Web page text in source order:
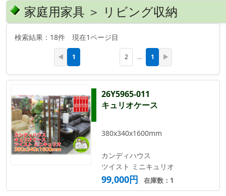
家庭用家具 ＞ リビング収納
検索結果：18件 現在1ページ目
◀ 1 2 … 1 ▶
26Y5965-011
キュリオケース
380x340x1600mm
カンディハウス
ツイスト ミニキュリオ
99,000円 在庫数：1